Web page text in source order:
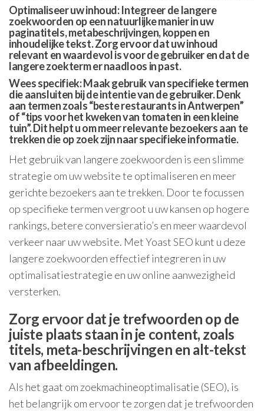
Optimaliseer uw inhoud: Integreer de langere
zoekwoorden op een natuurlijke manier in uw
paginatitels, metabeschrijvingen, koppen en
inhoudelijke tekst. Zorg ervoor dat uw inhoud
relevant en waardevol is voor de gebruiker en dat de
langere zoekterm er naadloos in past.
Wees specifiek: Maak gebruik van specifieke termen
die aansluiten bij de intentie van de gebruiker. Denk
aan termen zoals “beste restaurants in Antwerpen”
of “tips voor het kweken van tomaten in een kleine
tuin”. Dit helpt u om meer relevante bezoekers aan te
trekken die op zoek zijn naar specifieke informatie.
Het gebruik van langere zoekwoorden is een slimme
strategie om uw website te optimaliseren en meer
gerichte bezoekers aan te trekken. Door te focussen
op specifieke termen vergroot u uw kansen op hogere
rankings, betere conversieratio’s en meer waardevol
verkeer naar uw website. Met Yoast SEO kunt u deze
langere zoekwoorden effectief integreren in uw
optimalisatiestrategie en uw online aanwezigheid
versterken.
Zorg ervoor dat je trefwoorden op de
juiste plaats staan in je content, zoals
titels, meta-beschrijvingen en alt-tekst
van afbeeldingen.
Als het gaat om zoekmachineoptimalisatie (SEO), is
het belangrijk om ervoor te zorgen dat je trefwoorden